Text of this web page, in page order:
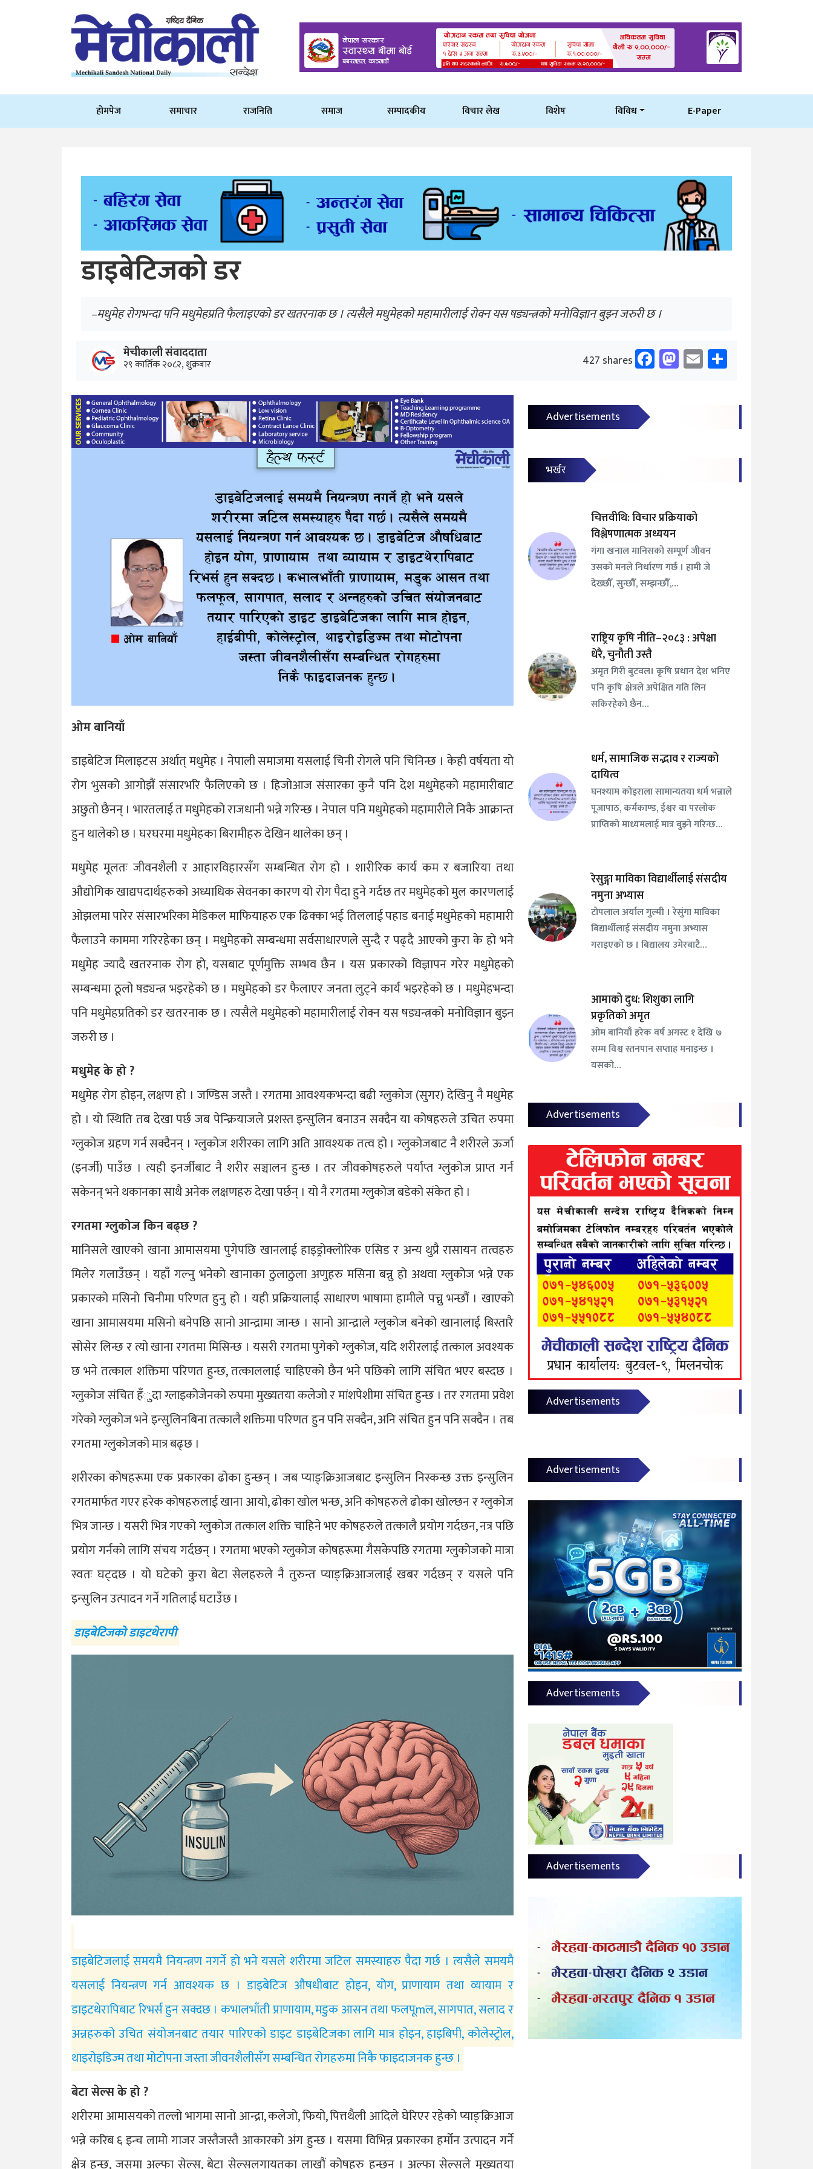
होमपेज समाचार राजनिति समाज सम्पादकीय विचार लेख विशेष विविध E-Paper
डाइबेटिजको डर
–मधुमेह रोगभन्दा पनि मधुमेहप्रति फैलाइएको डर खतरनाक छ । त्यसैले मधुमेहको महामारीलाई रोक्न यस षड्यन्त्रको मनोविज्ञान बुझ्न जरुरी छ ।
मेचीकाली संवाददाता
२९ कार्तिक २०८२, शुक्रबार 427 shares Facebook
Mastodon
Email
ओम बानियाँ
डाइबेटिज मिलाइटस अर्थात् मधुमेह । नेपाली समाजमा यसलाई चिनी रोगले पनि चिनिन्छ । केही वर्षयता यो
रोग भुसको आगोझैं संसारभरि फैलिएको छ । हिजोआज संसारका कुनै पनि देश मधुमेहको महामारीबाट
अछुतो छैनन् । भारतलाई त मधुमेहको राजधानी भन्ने गरिन्छ । नेपाल पनि मधुमेहको महामारीले निकै आक्रान्त
हुन थालेको छ । घरघरमा मधुमेहका बिरामीहरु देखिन थालेका छन् ।
मधुमेह मूलतः जीवनशैली र आहारविहारसँग सम्बन्धित रोग हो । शारीरिक कार्य कम र बजारिया तथा
औद्योगिक खाद्यपदार्थहरुको अध्याधिक सेवनका कारण यो रोग पैदा हुने गर्दछ तर मधुमेहको मुल कारणलाई
ओझलमा पारेर संसारभरिका मेडिकल माफियाहरु एक ढिक्का भई तिललाई पहाड बनाई मधुमेहको महामारी
फैलाउने काममा गरिरहेका छन् । मधुमेहको सम्बन्धमा सर्वसाधारणले सुन्दै र पढ्दै आएको कुरा के हो भने
मधुमेह ज्यादै खतरनाक रोग हो, यसबाट पूर्णमुक्ति सम्भव छैन । यस प्रकारको विज्ञापन गरेर मधुमेहको
सम्बन्धमा ठूलो षड्यन्त्र भइरहेको छ । मधुमेहको डर फैलाएर जनता लुट्ने कार्य भइरहेको छ । मधुमेहभन्दा
पनि मधुमेहप्रतिको डर खतरनाक छ । त्यसैले मधुमेहको महामारीलाई रोक्न यस षड्यन्त्रको मनोविज्ञान बुझ्न
जरुरी छ ।
मधुमेह के हो ?
मधुमेह रोग होइन, लक्षण हो । जण्डिस जस्तै । रगतमा आवश्यकभन्दा बढी ग्लुकोज (सुगर) देखिनु नै मधुमेह
हो । यो स्थिति तब देखा पर्छ जब पेन्क्रियाजले प्रशस्त इन्सुलिन बनाउन सक्दैन या कोषहरुले उचित रुपमा
ग्लुकोज ग्रहण गर्न सक्दैनन् । ग्लुकोज शरीरका लागि अति आवश्यक तत्व हो । ग्लुकोजबाट नै शरीरले ऊर्जा
(इनर्जी) पाउँछ । त्यही इनर्जीबाट नै शरीर सञ्चालन हुन्छ । तर जीवकोषहरुले पर्याप्त ग्लुकोज प्राप्त गर्न
सकेनन् भने थकानका साथै अनेक लक्षणहरु देखा पर्छन् । यो नै रगतमा ग्लुकोज बडेको संकेत हो ।
रगतमा ग्लुकोज किन बढ्छ ?
मानिसले खाएको खाना आमासयमा पुगेपछि खानलाई हाइड्रोक्लोरिक एसिड र अन्य थुप्रै रासायन तत्वहरु
मिलेर गलाउँछन् । यहाँ गल्नु भनेको खानाका ठुलाठुला अणुहरु मसिना बन्नु हो अथवा ग्लुकोज भन्ने एक
प्रकारको मसिनो चिनीमा परिणत हुनु हो । यही प्रक्रियालाई साधारण भाषामा हामीले पच्नु भन्छौं । खाएको
खाना आमासयमा मसिनो बनेपछि सानो आन्द्रामा जान्छ । सानो आन्द्राले ग्लुकोज बनेको खानालाई बिस्तारै
सोसेर लिन्छ र त्यो खाना रगतमा मिसिन्छ । यसरी रगतमा पुगेको ग्लुकोज, यदि शरीरलाई तत्काल अवश्यक
छ भने तत्काल शक्तिमा परिणत हुन्छ, तत्काललाई चाहिएको छैन भने पछिको लागि संचित भएर बस्दछ ।
ग्लुकोज संचित हँुदा ग्लाइकोजेनको रुपमा मुख्यतया कलेजो र मांशपेशीमा संचित हुन्छ । तर रगतमा प्रवेश
गरेको ग्लुकोज भने इन्सुलिनबिना तत्कालै शक्तिमा परिणत हुन पनि सक्दैन, अनि संचित हुन पनि सक्दैन । तब
रगतमा ग्लुकोजको मात्र बढ्छ ।
शरीरका कोषहरूमा एक प्रकारका ढोका हुन्छन् । जब प्याङ्क्रिआजबाट इन्सुलिन निस्कन्छ उक्त इन्सुलिन
रगतमार्फत गएर हरेक कोषहरुलाई खाना आयो, ढोका खोल भन्छ, अनि कोषहरुले ढोका खोल्छन र ग्लुकोज
भित्र जान्छ । यसरी भित्र गएको ग्लुकोज तत्काल शक्ति चाहिने भए कोषहरुले तत्कालै प्रयोग गर्दछन, नत्र पछि
प्रयोग गर्नको लागि संचय गर्दछन् । रगतमा भएको ग्लुकोज कोषहरूमा गैसकेपछि रगतमा ग्लुकोजको मात्रा
स्वतः घट्दछ । यो घटेको कुरा बेटा सेलहरुले नै तुरुन्त प्याङ्क्रिआजलाई खबर गर्दछन् र यसले पनि
इन्सुलिन उत्पादन गर्ने गतिलाई घटाउँछ ।
डाइबेटिजको डाइटथेरापी
डाइबेटिजलाई समयमै नियन्त्रण नगर्ने हो भने यसले शरीरमा जटिल समस्याहरु पैदा गर्छ । त्यसैले समयमै
यसलाई नियन्त्रण गर्न आवश्यक छ । डाइबेटिज औषधीबाट होइन, योग, प्राणायाम तथा व्यायाम र
डाइटथेरापिबाट रिभर्स हुन सक्दछ । कभालभाँती प्राणायाम, मडुक आसन तथा फलपूmल, सागपात, सलाद र
अन्नहरुको उचित संयोजनबाट तयार पारिएको डाइट डाइबेटिजका लागि मात्र होइन, हाइबिपी, कोलेस्ट्रोल,
थाइरोइडिज्म तथा मोटोपना जस्ता जीवनशैलीसँग सम्बन्धित रोगहरुमा निकै फाइदाजनक हुन्छ ।
बेटा सेल्स के हो ?
शरीरमा आमासयको तल्लो भागमा सानो आन्द्रा, कलेजो, फियो, पित्तथैली आदिले घेरिएर रहेको प्याङ्क्रिआज
भन्ने करिब ६ इन्च लामो गाजर जस्तैजस्तै आकारको अंग हुन्छ । यसमा विभिन्न प्रकारका हर्मोन उत्पादन गर्ने
क्षेत्र हुन्छ, जसमा अल्फा सेल्स, बेटा सेल्सलगायतका लाखौं कोषहरु हुन्छन् । अल्फा सेल्सले मुख्यतया
Advertisements
भर्खर
चित्तवीथि: विचार प्रक्रियाको
विश्लेषणात्मक अध्ययन
गंगा खनाल मानिसको सम्पूर्ण जीवन
उसको मनले निर्धारण गर्छ । हामी जे
देख्छौँ, सुन्छौँ, सम्झन्छौँ,…
राष्ट्रिय कृषि नीति–२०८३ : अपेक्षा
धेरै, चुनौती उस्तै
अमृत गिरी बुटवल। कृषि प्रधान देश भनिए
पनि कृषि क्षेत्रले अपेक्षित गति लिन
सकिरहेको छैन…
धर्म, सामाजिक सद्भाव र राज्यको
दायित्व
घनश्याम कोइराला सामान्यतया धर्म भन्नाले
पूजापाठ, कर्मकाण्ड, ईश्वर वा परलोक
प्राप्तिको माध्यमलाई मात्र बुझ्ने गरिन्छ…
रेसुङ्गा माविका विद्यार्थीलाई संसदीय
नमुना अभ्यास
टोपलाल अर्याल गुल्मी । रेसुंगा माविका
बिद्यार्थीलाई संसदीय नमुना अभ्यास
गराइएको छ । बिद्यालय उमेरबाटै…
आमाको दुध: शिशुका लागि
प्रकृतिको अमृत
ओम बानियाँ हरेक वर्ष अगस्ट १ देखि ७
सम्म विश्व स्तनपान सप्ताह मनाइन्छ ।
यसको…
Advertisements
Advertisements
Advertisements
Advertisements
Advertisements